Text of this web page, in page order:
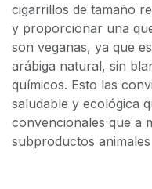
cigarrillos de tamaño
y proporcionar una
son veganas, ya que
arábiga natural, sin
químicos. Esto las
saludable y ecológica
convencionales que a
subproductos animales